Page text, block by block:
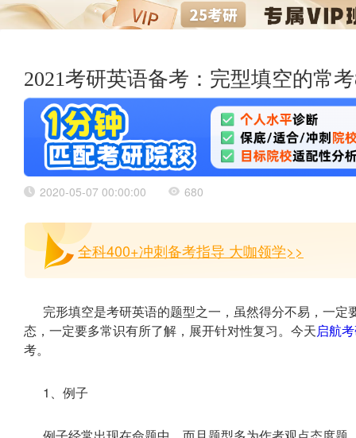
2021考研英语备考：完型填空的常
2020-05-07 00:00:00 680
全科400+冲刺备考指导 大咖领学>>
完形填空是考研英语的题型之一，虽然得分不易，一
态，一定要多常识有所了解，展开针对性复习。今天启航
考。
1、例子